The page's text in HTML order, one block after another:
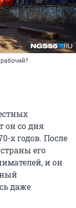
он со дня
х годов. После
его
и он
даже